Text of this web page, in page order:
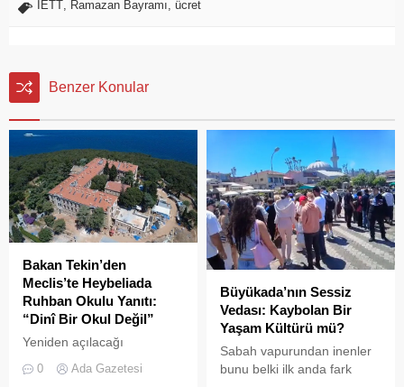
İETT, Ramazan Bayramı, ücret
Benzer Konular
Bakan Tekin’den
Meclis’te Heybeliada
Ruhban Okulu Yanıtı:
“Dinî Bir Okul Değil”
Yeniden açılacağı
iddialarıyla son dönemde
kamuoyunda sıkça tartışılan
0 Ada Gazetesi
Büyükada’nın Sessiz
Vedası: Kaybolan Bir
Yaşam Kültürü mü?
Sabah vapurundan inenler
bunu belki ilk anda fark